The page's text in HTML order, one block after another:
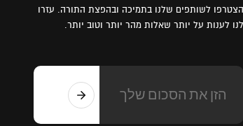
הצטרפו לשותפים שלנו בתמיכה ובהפצת התורה. עזרו
לנו לענות על יותר שאלות מהר יותר וטוב יותר.